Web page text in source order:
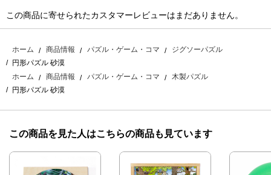
この商品に寄せられたカスタマーレビューはまだありません。
ホーム 商品情報 パズル・ゲーム・コマ
ジグソーパズル
円形パズル 砂漠
ホーム
商品情報 パズル・ゲーム・コマ
木製パズル
円形パズル 砂漠
この商品を見た人はこちらの商品も見ています